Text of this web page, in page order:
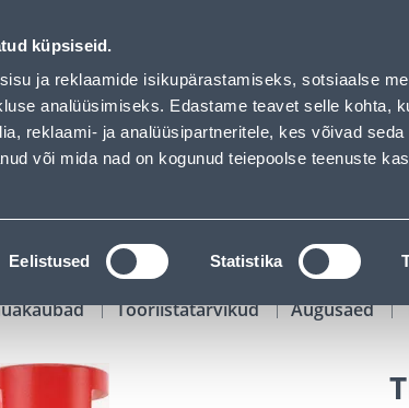
küpsiseid.
ja reklaamide isikupärastamiseks, sotsiaalse
analüüsimiseks. Edastame teavet selle kohta,
reklaami- ja analüüsipartneritele, kes võivad
või mida nad on kogunud teiepoolse teenuste
Eelistused Statistika
Teenused Karjäärileht
OTSI
KATALOOGID
Tööriistatarvikud Augusaed